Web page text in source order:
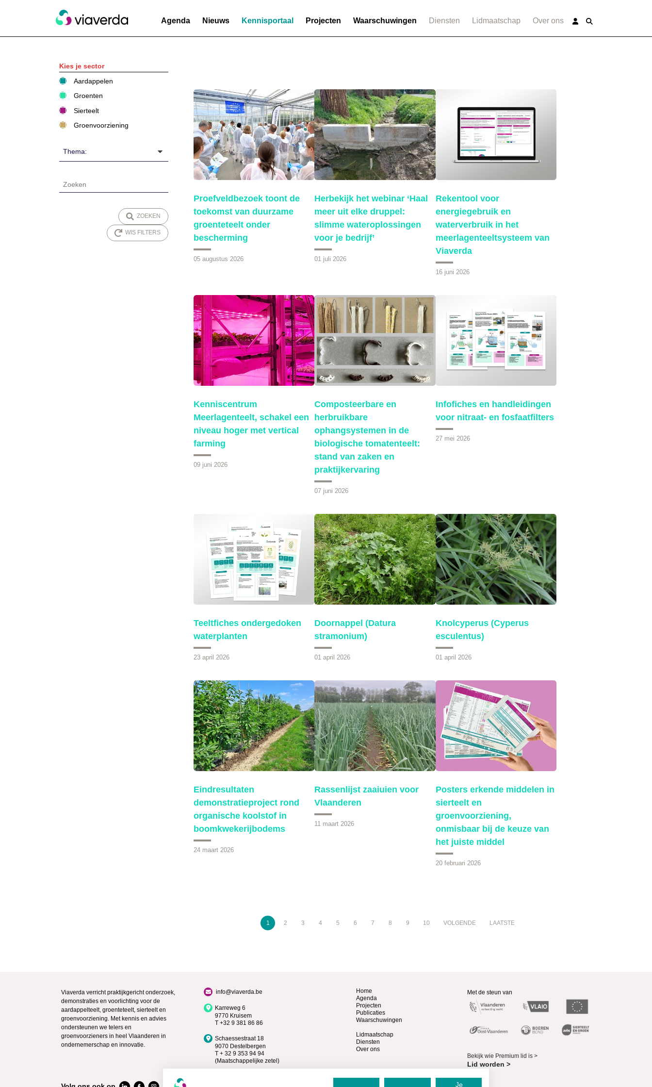
Agenda Nieuws Kennisportaal Projecten Waarschuwingen Diensten Lidmaatschap Over ons
Kies je sector
Aardappelen
Groenten
Sierteelt
Groenvoorziening
Thema:
ZOEKEN
WIS FILTERS
Proefveldbezoek toont de
toekomst van duurzame
groenteteelt onder
bescherming
05 augustus 2026
Herbekijk het webinar ‘Haal
meer uit elke druppel:
slimme wateroplossingen
voor je bedrijf’
01 juli 2026
Rekentool voor
energiegebruik en
waterverbruik in het
meerlagenteeltsysteem van
Viaverda
16 juni 2026
Kenniscentrum
Meerlagenteelt, schakel een
niveau hoger met vertical
farming
09 juni 2026
Composteerbare en
herbruikbare
ophangsystemen in de
biologische tomatenteelt:
stand van zaken en
praktijkervaring
07 juni 2026
Infofiches en handleidingen
voor nitraat- en fosfaatfilters
27 mei 2026
Teeltfiches ondergedoken
waterplanten
23 april 2026
Doornappel (Datura
stramonium)
01 april 2026
Knolcyperus (Cyperus
esculentus)
01 april 2026
Eindresultaten
demonstratieproject rond
organische koolstof in
boomkwekerijbodems
24 maart 2026
Rassenlijst zaaiuien voor
Vlaanderen
11 maart 2026
Posters erkende middelen in
sierteelt en
groenvoorziening,
onmisbaar bij de keuze van
het juiste middel
20 februari 2026
1 2 3 4 5 6 7 8 9 10 VOLGENDE LAATSTE
Viaverda verricht praktijkgericht onderzoek,
demonstraties en voorlichting voor de
aardappelteelt, groenteteelt, sierteelt en
groenvoorziening. Met kennis en advies
ondersteunen we telers en
groenvoorzieners in heel Vlaanderen in
ondernemerschap en innovatie.
info@viaverda.be
Karreweg 6
9770 Kruisem
T +32 9 381 86 86
Schaessestraat 18
9070 Destelbergen
T + 32 9 353 94 94
(Maatschappelijke zetel)
Home
Agenda
Projecten
Publicaties
Waarschuwingen
Lidmaatschap
Diensten
Over ons
Met de steun van
Bekijk wie Premium lid is >
Lid worden >
Je